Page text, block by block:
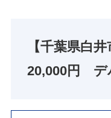
【千葉県白
20,000円 デ